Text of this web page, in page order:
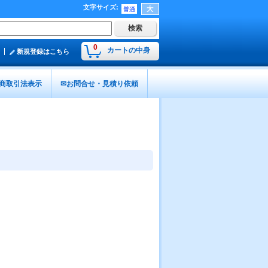
文字サイズ:
0 カートの中身
新規登録はこちら
取引法表示 ✉お問合せ・見積り依頼